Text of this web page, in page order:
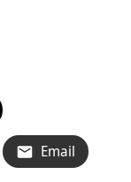
Email